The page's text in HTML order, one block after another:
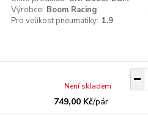
Výrobce: Boom Racing
Pro velikost pneumatiky: 1.9
749,00 Kč/pár
Není skladem